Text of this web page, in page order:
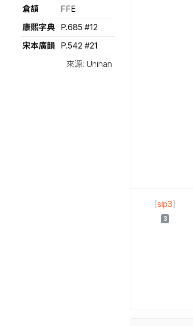
倉頡
FFE
康熙字典
P.685 #12
宋本廣韻
P.542 #21
來源: Unihan
[sip3]
3